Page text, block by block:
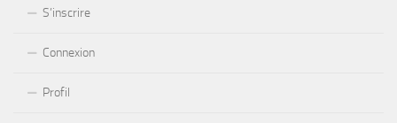
S’inscrire
Connexion
Profil